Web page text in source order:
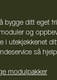
bygge ditt eget
og
i utekjøkkenet
så
modulpakker